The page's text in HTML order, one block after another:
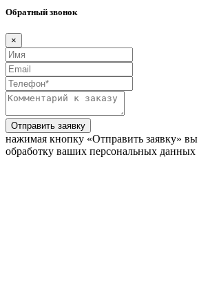
Обратный звонок
×
Отправить заявку
нажимая кнопку «Отправить заявку» вы
обработку ваших персональных данных